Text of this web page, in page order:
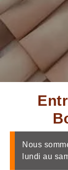
Nous
lundi au